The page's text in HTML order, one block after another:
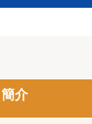
簡介